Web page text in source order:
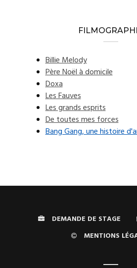
Billie Melody
Père Noël à domicile
Doxa
Les Fauves
Les grands esprits
De toutes mes forces
Bang Gang, une histoire
DEMANDE DE STAGE
MENTIONS